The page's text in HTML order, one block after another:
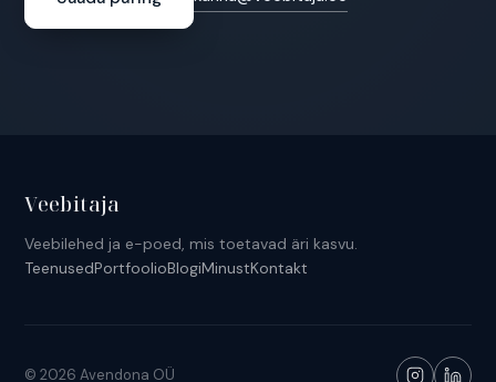
Veebitaja
Veebilehed ja e-poed, mis toetavad äri kasvu.
TeenusedPortfoolioBlogiMinustKontakt
© 2026 Avendona OÜ